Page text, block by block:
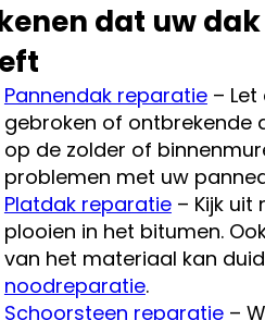
dat uw
Pannendak reparatie– Let
gebroken of ontbrekende
op de zolder of
problemen met uw
Platdak reparatie– Kijk uit
plooien in het bitumen.
van het materiaal kan
noodreparatie.
Schoorsteen reparatie–